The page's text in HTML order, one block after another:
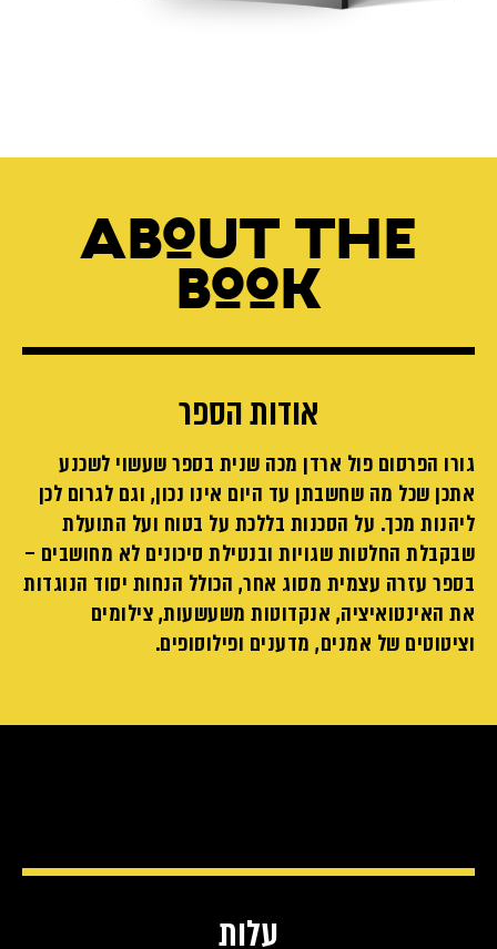
about the
book
אודות הספר
גורו הפרסום פול ארדן מכה שנית בספר שעשוי לשכנע
אתכן שכל מה שחשבתן עד היום אינו נכון, וגם לגרום לכן
ליהנות מכך. על הסכנות בללכת על בטוח ועל התועלת
שבקבלת החלטות שגויות ובנטילת סיכונים לא מחושבים –
בספר עזרה עצמית מסוג אחר, הכולל הנחות יסוד הנוגדות
את האינטואיציה, אנקדוטות משעשעות, צילומים
וציטוטים של אמנים, מדענים ופילוסופים.
עלות